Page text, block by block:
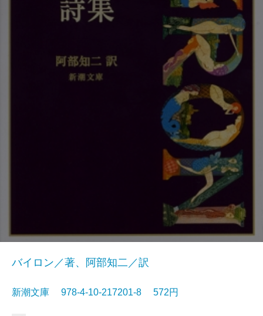
バイロン／著、阿部知二／訳
新潮文庫 978-4-10-217201-8 572円